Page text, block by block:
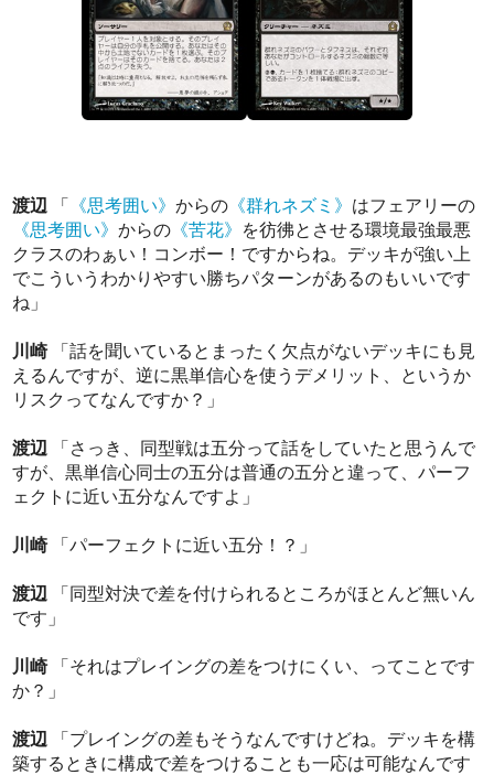
渡辺 「 《思考囲い》からの 《群れネズミ》 はフェアリーの
《思考囲い》からの 《苦花》 を彷彿とさせる環境最強最悪
クラスのわぁい！コンボー！ですからね。デッキが強い上
でこういうわかりやすい勝ちパターンがあるのもいいです
ね」
川崎「話を聞いているとまったく欠点がないデッキにも見
えるんですが、逆に黒単信心を使うデメリット、というか
リスクってなんですか？」
渡辺 「さっき、同型戦は五分って話をしていたと思うんで
すが、黒単信心同士の五分は普通の五分と違って、パーフ
ェクトに近い五分なんですよ」
川崎「パーフェクトに近い五分！？」
渡辺 「同型対決で差を付けられるところがほとんど無いん
です」
川崎「それはプレイングの差をつけにくい、ってことです
か？」
渡辺 「プレイングの差もそうなんですけどね。デッキを構
築するときに構成で差をつけることも一応は可能なんです